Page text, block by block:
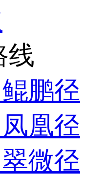
线
鹏径
凰径
微径